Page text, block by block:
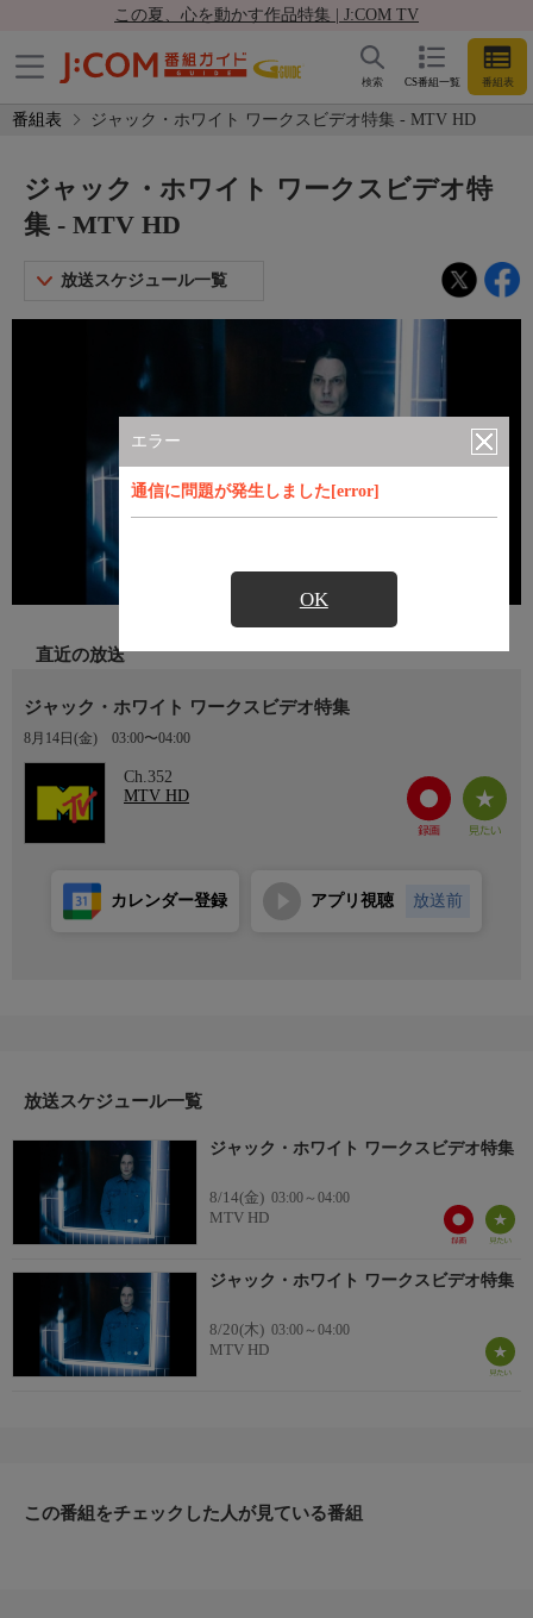
この夏、心を動かす作品特集 | J:COM TV
CS番組一覧 番組表
検索
番組表 ジャック・ホワイト ワークスビデオ特集 - MTV HD
エラー
通信に問題が発生しました[error]
OK
ジャック・ホワイト ワークスビデオ特
集 - MTV HD
放送スケジュール一覧
直近の放送
ジャック・ホワイト ワークスビデオ特集
8月14日(金) 03:00〜04:00
Ch.352
MTV HD
カレンダー登録 アプリ視聴 放送前
放送スケジュール一覧
ジャック・ホワイト ワークスビデオ特集
8/14(金) 03:00～04:00
MTV HD
ジャック・ホワイト ワークスビデオ特集
8/20(木) 03:00～04:00
MTV HD
この番組をチェックした人が見ている番組